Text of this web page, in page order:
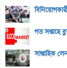
গত সপ্তাহে
সাপ্তাহিক